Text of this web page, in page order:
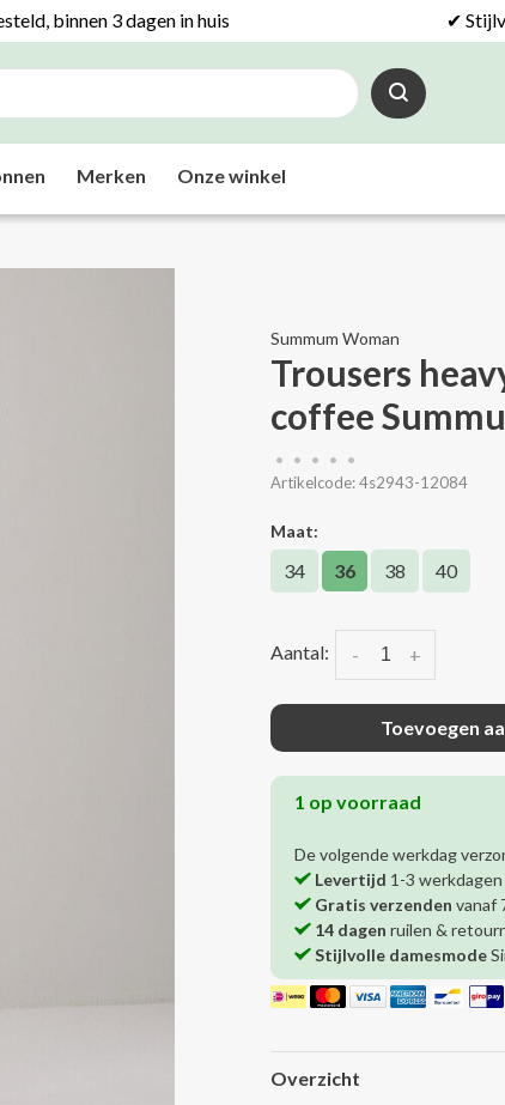
binnen 3 dagen in huis ✔
Merken Onze winkel
Summum Woman
Trousers
coffee
• • • •
•
Artikelcode:4s2943-12084
Maat:
34 36 38 40
Aantal: +
-
Toevoegen
1 op voorraad
De volgende werkdag
Levertijd 1-3 werkdagen
Gratis verzenden vanaf
14 dagen ruilen &
Stijlvolle damesmode
Overzicht